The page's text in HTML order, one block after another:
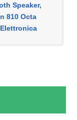
Speaker,
810 Octa